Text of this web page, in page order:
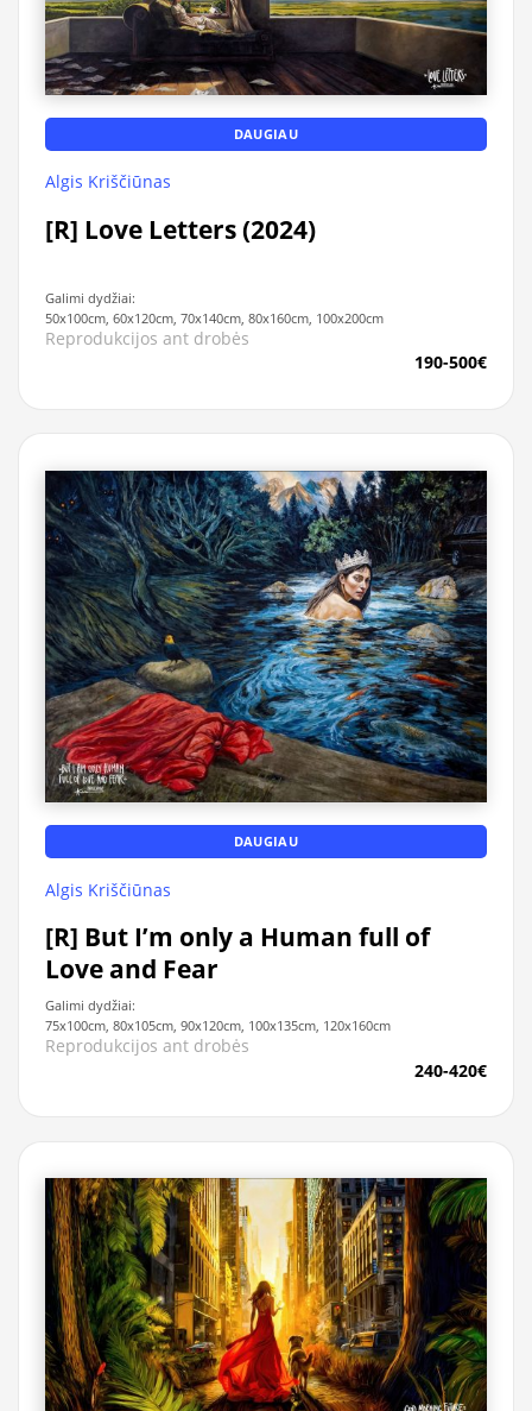
DAUGIAU
Algis Kriščiūnas
[R] Love Letters (2024)
Galimi dydžiai:
50x100cm, 60x120cm, 70x140cm, 80x160cm, 100x200cm
Reprodukcijos ant drobės
190-500€
DAUGIAU
Algis Kriščiūnas
[R] But I’m only a Human full of
Love and Fear
Galimi dydžiai:
75x100cm, 80x105cm, 90x120cm, 100x135cm, 120x160cm
Reprodukcijos ant drobės
240-420€